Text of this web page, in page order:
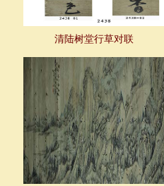
清陆树堂行草对联